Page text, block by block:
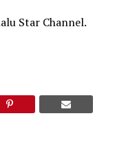
Star Channel.